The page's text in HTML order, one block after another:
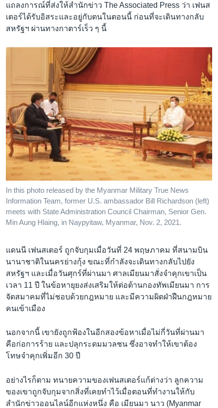
แถลงการณ์ที่ส่งให้สำนักข่าว The Associated Press ว่า เฟนส
เตอร์ได้รับอิสระและอยู่กับตนในตอนนี้ ก่อนที่จะเดินทางกลับ
สหรัฐฯ ผ่านทางกาตาร์เร็ว ๆ นี้
In this photo released by the Myanmar Military True News
Information Team, former U.S. ambassador Bill Richardson (left)
meets with State Administration Council Chairman, Senior Gen.
Min Aung Hlaing, in Naypyitaw, Myanmar, Nov. 2, 2021.
แดนนี เฟนสเตอร์ ถูกจับกุมเมื่อวันที่ 24 พฤษภาคม ที่สนามบิน
นานาชาติในนครย่างกุ้ง ขณะที่กำลังจะเดินทางกลับไปยัง
สหรัฐฯ และเมื่อวันศุกร์ที่ผ่านมา ศาลเมียนมาสั่งจำคุกเขาเป็น
เวลา 11 ปี ในข้อหายุยงส่งเสริมให้ต่อต้านกองทัพเมียนมา การ
จัดสมาคมที่ไม่ชอบด้วยกฎหมาย และมีความผิดฝ่าฝืนกฎหมาย
คนเข้าเมือง
นอกจากนี้ เขายังถูกฟ้องในอีกสองข้อหาเมื่อไม่กี่วันที่ผ่านมา
คือก่อการร้าย และปลุกระดมมวลชน ซึ่งอาจทำให้เขาต้อง
โทษจำคุกเพิ่มอีก 30 ปี
อย่างไรก็ตาม ทนายความของเฟนสเตอร์แก้ต่างว่า ลูกความ
ของเขาถูกจับกุมจากสิ่งที่เคยทำไว้เมื่อตอนที่ทำงานให้กับ
สำนักข่าวออนไลน์อีกแห่งหนึ่ง คือ เมียนมา นาว (Myanmar